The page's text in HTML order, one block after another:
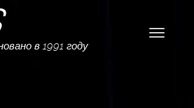
в 1991 году